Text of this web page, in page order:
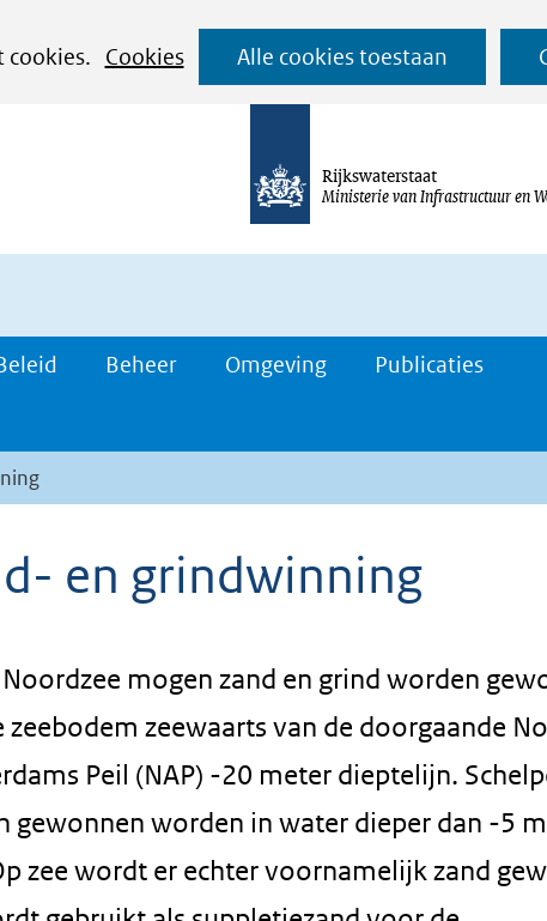
cookies.
Cookies
Alle cookies toestaan
Ga
naar
de
Rijkswaterstaat
Ministerie van Infrastructuur en
Beheer Omgeving Publicaties
en grindwinning
mogen zand en grind worden
zeebodem zeewaarts van de doorgaande
Peil (NAP) -20 meter dieptelijn.
gewonnen worden in water dieper dan -5
zee wordt er echter voornamelijk zand